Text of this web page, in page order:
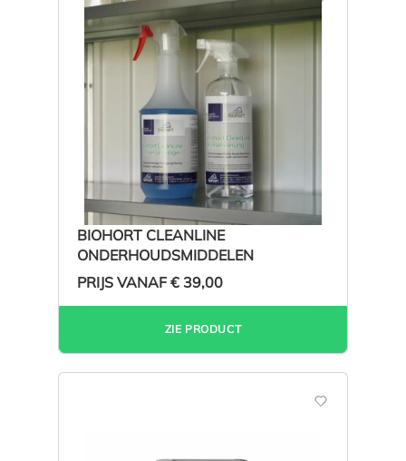
BIOHORT CLEANLINE
ONDERHOUDSMIDDELEN
PRIJS VANAF € 39,00
ZIE PRODUCT